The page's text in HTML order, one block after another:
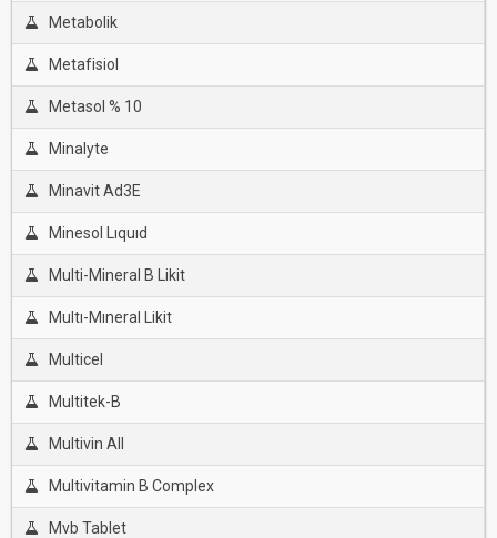
Metabolik
Metafisiol
Metasol % 10
Minalyte
Minavit Ad3E
Minesol Lıquıd
Multi-Mineral B Likit
Multı-Mıneral Likit
Multicel
Multitek-B
Multivin All
Multivitamin B Complex
Mvb Tablet